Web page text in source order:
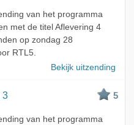
van het programma
met de titel Aflevering 4
op zondag 28
RTL5.
Bekijk uitzending
3 5
van het programma